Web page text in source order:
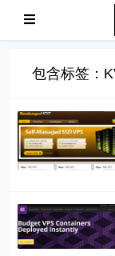
包含标签：